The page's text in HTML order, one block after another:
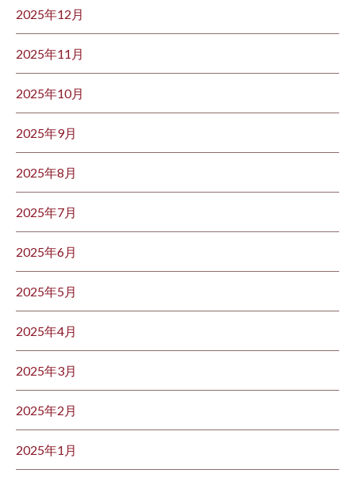
2025年12月
2025年11月
2025年10月
2025年9月
2025年8月
2025年7月
2025年6月
2025年5月
2025年4月
2025年3月
2025年2月
2025年1月